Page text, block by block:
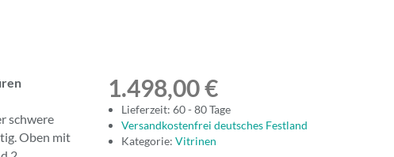
schwere
Oben mit
1.498,00 €
Lieferzeit: 60 - 80 Tage
Versandkostenfrei deutsches Festland
Kategorie: Vitrinen